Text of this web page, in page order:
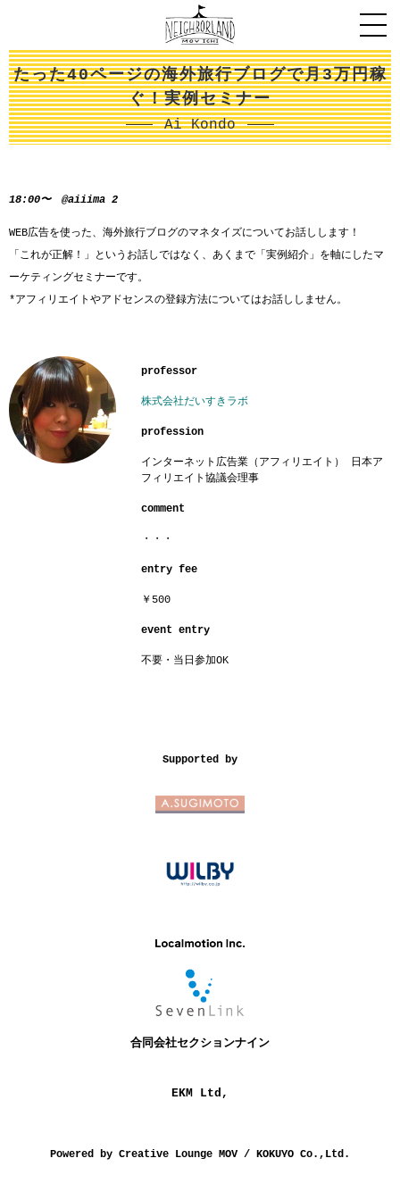
たった40ページの海外旅行ブログで月3万円稼
ぐ！実例セミナー
Ai Kondo
18:00〜 @aiiima 2
WEB広告を使った、海外旅行ブログのマネタイズについてお話しします！
「これが正解！」というお話しではなく、あくまで「実例紹介」を軸にしたマ
ーケティングセミナーです。
*アフィリエイトやアドセンスの登録方法についてはお話ししません。
professor
株式会社だいすきラボ
profession
インターネット広告業（アフィリエイト） 日本ア
フィリエイト協議会理事
comment
・・・
entry fee
￥500
event entry
不要・当日参加OK
Supported by
合同会社セクションナイン
EKM Ltd,
Powered by Creative Lounge MOV / KOKUYO Co.,Ltd.